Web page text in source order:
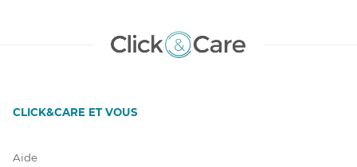
CLICK&CARE ET VOUS
Aide